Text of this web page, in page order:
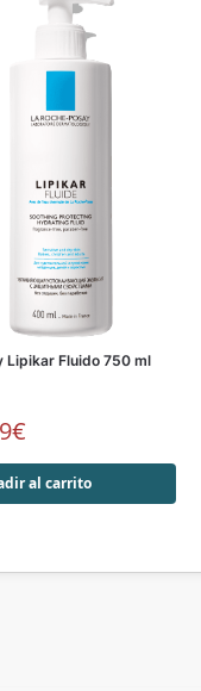
Lipikar Fluido 750 ml
€
al carrito